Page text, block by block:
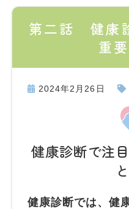
第二話 健康
重
2024年2月26日
健康診断で注
健康診断では、健